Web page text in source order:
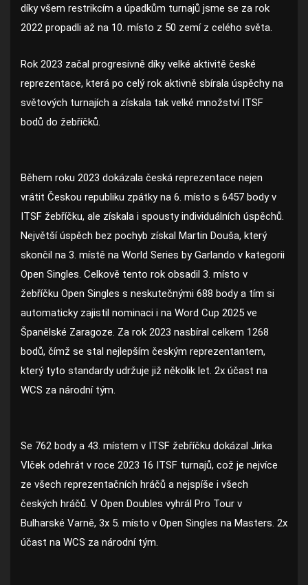
díky všem restrikcím a úpadkům turnajů jsme se za rok
2022 propadli až na 10. místo z 50 zemí z celého světa.
Rok 2023 začal progresivně díky velké aktivitě české
reprezentace, která po celý rok aktivně sbírala úspěchy na
světových turnajích a získala tak velké množství ITSF
bodů do žebříčků.
Během roku 2023 dokázala česká reprezentace nejen
vrátit Českou republiku zpátky na 6. místo s 6457 body v
ITSF žebříčku, ale získala i spousty individuálních úspěchů.
Největší úspěch bez pochyb získal Martin Douša, který
skončil na 3. místě na World Series by Garlando v kategorii
Open Singles. Celkově tento rok obsadil 3. místo v
žebříčku Open Singles s neskutečnými 688 body a tím si
automaticky zajistil nominaci i na Word Cup 2025 ve
Španělské Zaragoze. Za rok 2023 nasbíral celkem 1268
bodů, čímž se stal nejlepším českým reprezentantem,
který tyto standardy udržuje již několik let. 2x účast na
WCS za národní tým.
Se 762 body a 43. místem v ITSF žebříčku dokázal Jirka
Vlček odehrát v roce 2023 16 ITSF turnajů, což je nejvíce
ze všech reprezentačních hráčů a nejspíše i všech
českých hráčů. V Open Doubles vyhrál Pro Tour v
Bulharské Varně, 3x 5. místo v Open Singles na Masters. 2x
účast na WCS za národní tým.